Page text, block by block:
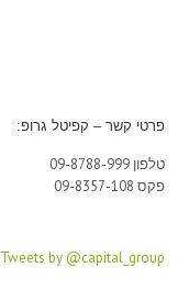
פרטי קשר – קפיטל גרופ:
טלפון 09-8788-999
פקס 09-8357-108
Tweets by @capital_group_